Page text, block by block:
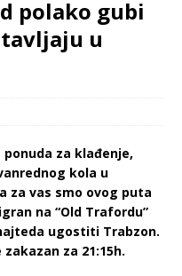
polako gubi
u
za klađenje,
kola u
za vas smo ovog puta
na “Old Trafordu”
ugostiti Trabzon.
za 21:15h.